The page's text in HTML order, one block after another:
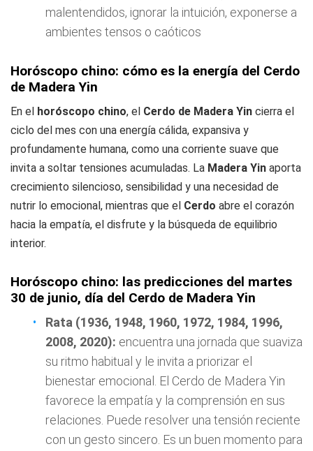
malentendidos, ignorar la intuición, exponerse a
ambientes tensos o caóticos
Horóscopo chino: cómo es la energía del Cerdo
de Madera Yin
En el horóscopo chino, el Cerdo de Madera Yin cierra el
ciclo del mes con una energía cálida, expansiva y
profundamente humana, como una corriente suave que
invita a soltar tensiones acumuladas. La Madera Yin aporta
crecimiento silencioso, sensibilidad y una necesidad de
nutrir lo emocional, mientras que el Cerdo abre el corazón
hacia la empatía, el disfrute y la búsqueda de equilibrio
interior.
Horóscopo chino: las predicciones del martes
30 de junio, día del Cerdo de Madera Yin
Rata (1936, 1948, 1960, 1972, 1984, 1996,
2008, 2020): encuentra una jornada que suaviza
su ritmo habitual y le invita a priorizar el
bienestar emocional. El Cerdo de Madera Yin
favorece la empatía y la comprensión en sus
relaciones. Puede resolver una tensión reciente
con un gesto sincero. Es un buen momento para